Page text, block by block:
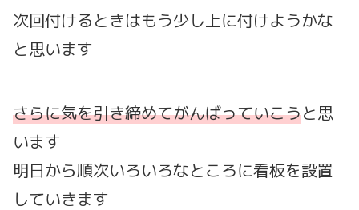
次回付けるときはもう少し上に付けようかな
と思います
さらに気を引き締めてがんばっていこうと思
います
明日から順次いろいろなところに看板を設置
していきます